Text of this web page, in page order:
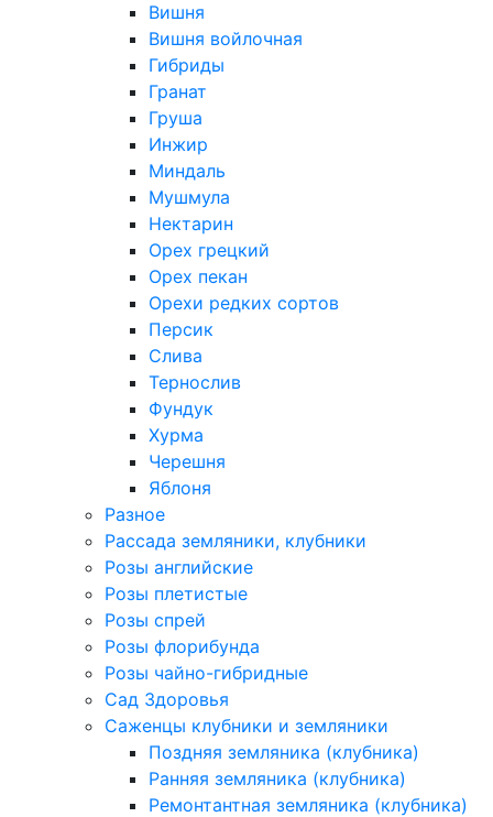
Вишня
Вишня войлочная
Гибриды
Гранат
Груша
Инжир
Миндаль
Мушмула
Нектарин
Орех грецкий
Орех пекан
Орехи редких сортов
Персик
Слива
Тернослив
Фундук
Хурма
Черешня
Яблоня
Разное
Рассада земляники, клубники
Розы английские
Розы плетистые
Розы спрей
Розы флорибунда
Розы чайно-гибридные
Сад Здоровья
Саженцы клубники и земляники
Поздняя земляника (клубника)
Ранняя земляника (клубника)
Ремонтантная земляника (клубника)